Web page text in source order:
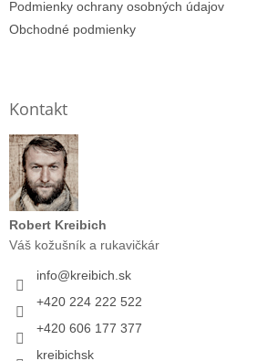
Podmienky ochrany osobných údajov
Obchodné podmienky
Kontakt
Robert Kreibich
Váš kožušník a rukavičkár
info@kreibich.sk
+420 224 222 522
+420 606 177 377
kreibichsk